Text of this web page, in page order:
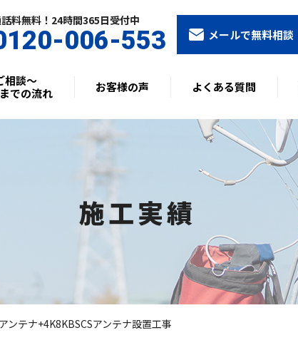
料無料！24時間365⽇受付中
006-553 メールで無料相談
相談〜
での流れ
お客様の声 よくある質問
施工実績
テナ+4K8KBSCSアンテナ設置工事